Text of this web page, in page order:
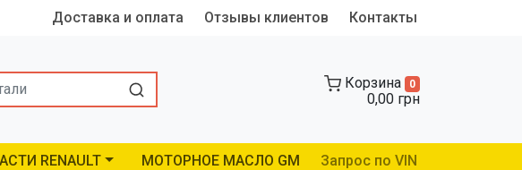
Доставка и оплата Отзывы клиентов Контакты
Корзина 0
0,00 грн
RENAULT МОТОРНОЕ МАСЛО GM Запрос по VIN